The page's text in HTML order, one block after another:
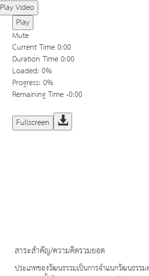
Play Video
Play
Mute
Current Time0:00
Duration Time0:00
Loaded: 0%
Progress: 0%
Remaining Time-0:00
Fullscreen
สาระสำคัญ/ความคิดรวมยอด
ประเภทของวัฒนธรรมเป็นการจำแนกวัฒนธรร